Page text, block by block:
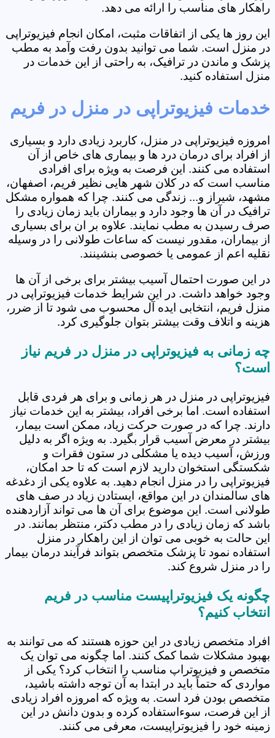
راهکار های مناسب را ارائه می دهد.
این روز ها یکی از اتفاقات مثبت، امکان انجام فیزیوتراپی
در منزل است. شما می توانید بدون رفت وآمد به مطب
پزشک و ماندن در ترافیک، به راحتی از این خدمات در
منزل استفاده کنید.
خدمات فیزیوتراپی در منزل در فریم
امروزه فیزیوتراپی در منزل، کاربرد زیادی دارد و بسیاری
از افراد برای درمان درد ها و بیماری های خاص از آن
استفاده می کنند. این فرصت به ویژه برای افرادی
مناسب است که در کلان شهر هایی نظیر فریم، اصفهان،
مشهد، شیراز و... زندگی می کنند. چرا که همواره مشکل
ترافیک در آن ها وجود دارد و بیماران باید زمان زیادی را
صرف رسیدن به مطب نمایند. علاوه بر ان برای بسیاری
از بیماران، مقدور نیست که ساعات طولانی را در وسیله
نقلیه اعم از عمومی یا خصوصی بنشینند.
در این صورت احتمال آسیب بیشتر برای برخی از آن ها
وجود خواهد داشت. در این شرایط خدمات فیزیوتراپی در
منزل فریم، انتخابی ایده آل محسوب می شود تا از ضرر،
هزینه و اتلاف وقت بیشتر بتوان جلوگیری کرد.
چه زمانی به فیزیوتراپی در منزل در فریم نیاز
است؟
فیزیوتراپی در منزل در هر زمانی و برای هر فردی قابل
استفاده است. اما برخی افراد، بیشتر به این خدمات نیاز
دارند. چرا که در صورت حرکت زیاد، ممکن است بیمار،
بیشتر در معرض آسیب قرار بگیرد. به ویژه اگر به دلیل
ورزش، آسیب دیده یا مشکلی در ستون فقرات و
شکستگی استخوان دارید لازم است که تا حد امکان،
فیزیوتراپی را در منزل انجام دهید. به علاوه یکی از دغدغه
های سالمندان در این مواقع، ایستادن زیاد در صف های
طولانی است. این موضوع برای آن ها می تواند آزاردهنده
باشد که زمان زیادی را در مطب دکتر، منتظر بمانند. در
این حالت به خوبی می توان از این راهکار در منزل
استفاده نمود تا پزشک متخصص بتواند فرآیند درمان بیمار
را در منزل شروع کند.
چگونه یک فیزیوتراپیست مناسب در فریم
انتخاب کنیم؟
افراد متخصص زیادی در این حوزه هستند که می توانند به
بهبود مشکلات شما کمک کنند. اما چگونه می توان یک
متخصص و فیزیوتراپ مناسب را انتخاب کرد؟ یکی از
مواردی که حتماً باید در ابتدا به آن توجه داشته باشید،
متخصص بودن فرد است. به ویژه که امروزه افراد زیادی
از این فرصت، سوءاستفاده کرده و بدون دانش در این
زمینه خود را فیزیوتراپیست، معرفی می کنند.